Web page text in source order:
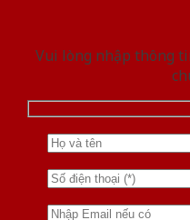
Vui lòng nhập thông